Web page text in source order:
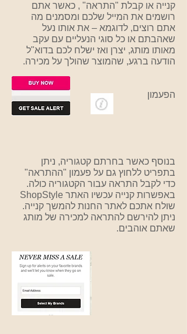
קנייה או קבלת "התראה" , כאשר אתם
רושמים את המייל שלכם ומסמנים מה
אתם רוצים, לדוגמא – את אותו נעל
שאהבתם או כל סוגי הנעליים עם עקב
מאותו מותג, יצרן ואז ישלח לכם בדוא"ל
הודעה ברגע, שהמוצר שהולך על מכירה.
הפעמון
בנוסף כאשר בחרתם קטגוריה, ניתן
בתפריט ללחוץ גם על פעמון "ההתראה"
כדי לקבל התראה עבור הקטגוריה כולה.
באפשרות קנייה עכשיו האתר ShopStyle
שולח אתכם לאתר החנות להמשך קנייה.
ניתן להירשם להתראה למכירה של מותג
שאתם אוהבים.